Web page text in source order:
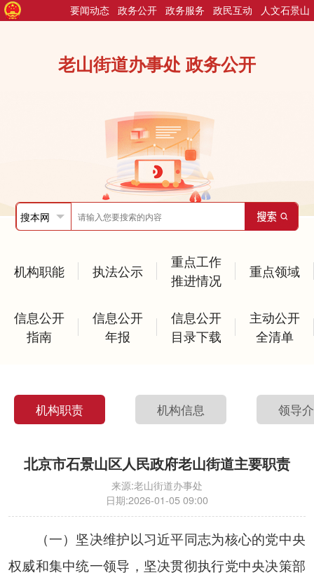
人文石景山
政民互动
政务服务
政务公开
要闻动态
老山街道办事处 政务公开
机构职能 执法公示
重点工作
推进情况
重点领域
信息公开
指南
信息公开
年报
信息公开
目录下载
主动公开
全清单
机构职责 机构信息 领导
北京市石景山区人民政府老山街道主要职责
来源:老山街道办事处
日期:2026-01-05 09:00
（一）坚决维护以习近平同志为核心的党中央
权威和集中统一领导，坚决贯彻执行党中央决策部